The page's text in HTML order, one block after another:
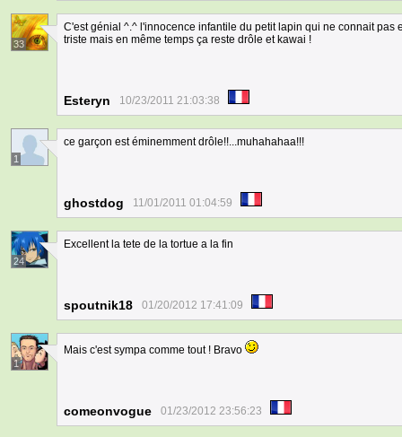
33
C'est génial ^.^ l'innocence infantile du petit lapin qui ne connait pas
triste mais en même temps ça reste drôle et kawai !
Esteryn 10/23/2011 21:03:38
1
ce garçon est éminemment drôle!!...muhahahaa!!!
ghostdog 11/01/2011 01:04:59
24
Excellent la tete de la tortue a la fin
spoutnik18 01/20/2012 17:41:09
1
Mais c'est sympa comme tout ! Bravo
comeonvogue 01/23/2012 23:56:23